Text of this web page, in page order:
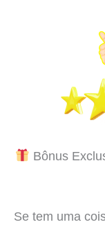
Bônus
Se tem uma